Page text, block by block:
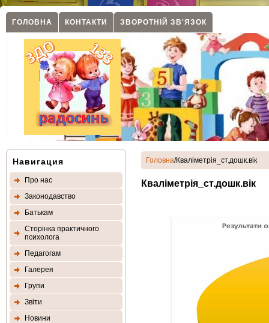
ГОЛОВНА КОНТАКТИ ЗВОРОТНIЙ ЗВ'ЯЗОК
Навигация
Про нас
Законодавство
Батькам
Сторінка практичного
психолога
Педагогам
Галерея
Групи
Звіти
Новини
Головна/Кваліметрія_ст.дошк.вік
Кваліметрія_ст.дошк.вік